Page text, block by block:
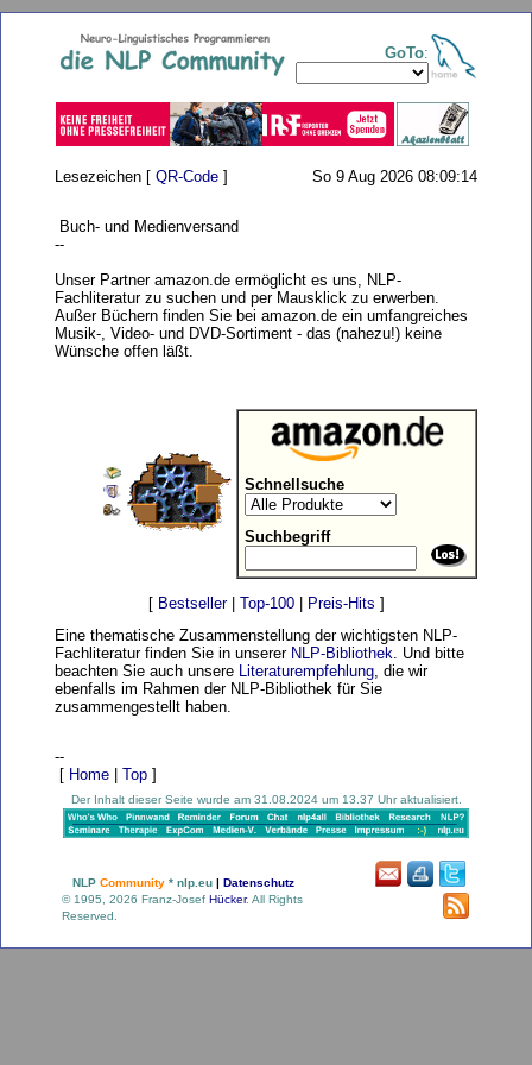
GoTo:
Lesezeichen [ QR-Code ] So 9 Aug 2026 08:09:14
Buch- und Medienversand
--
Unser Partner amazon.de ermöglicht es uns, NLP-
Fachliteratur zu suchen und per Mausklick zu erwerben.
Außer Büchern finden Sie bei amazon.de ein umfangreiches
Musik-, Video- und DVD-Sortiment - das (nahezu!) keine
Wünsche offen läßt.
Schnellsuche
Suchbegriff
[ Bestseller| Top-100| Preis-Hits ]
Eine thematische Zusammenstellung der wichtigsten NLP-
Fachliteratur finden Sie in unserer NLP-Bibliothek. Und bitte
beachten Sie auch unsere Literaturempfehlung, die wir
ebenfalls im Rahmen der NLP-Bibliothek für Sie
zusammengestellt haben.
--
[ Home Top ]
Der Inhalt dieser Seite wurde am 31.08.2024 um 13.37 Uhr aktualisiert.
NLP Community * nlp.eu
Datenschutz
© 1995, 2026 Franz-Josef Hücker. All Rights
Reserved.